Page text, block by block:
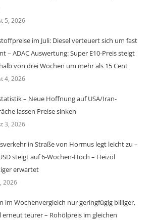
5, 2026
im Juli: Diesel verteuert sich um fast
– ADAC Auswertung: Super E10-Preis steigt
von drei Wochen um mehr als 15 Cent
4, 2026
– Neue Hoffnung auf USA/Iran-
lassen Preise sinken
3, 2026
in Straße von Hormus legt leicht zu –
steigt auf 6-Wochen-Hoch – Heizöl
erwartet
2026
im Wochenvergleich nur geringfügig billiger,
erneut teurer – Rohölpreis im gleichen